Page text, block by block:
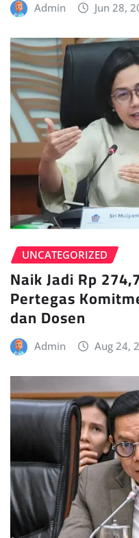
Admin Jun 28,
UNCATEGORIZED
Naik Jadi Rp
Pertegas
dan Dosen
Admin Aug 24,